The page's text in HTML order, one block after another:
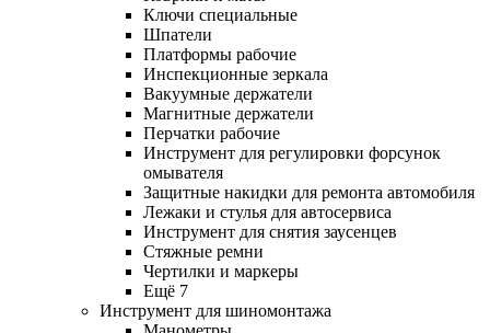
Ключи специальные
Шпатели
Платформы рабочие
Инспекционные зеркала
Вакуумные держатели
Магнитные держатели
Перчатки рабочие
Инструмент для регулировки форсунок
омывателя
Защитные накидки для ремонта автомобиля
Лежаки и стулья для автосервиса
Инструмент для снятия заусенцев
Стяжные ремни
Чертилки и маркеры
Ещё 7
Инструмент для шиномонтажа